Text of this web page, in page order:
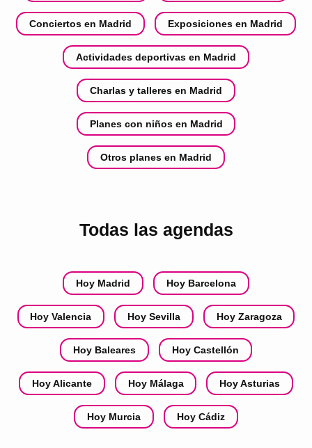
Conciertos en Madrid Exposiciones en Madrid
Actividades deportivas en Madrid
Charlas y talleres en Madrid
Planes con niños en Madrid
Otros planes en Madrid
Todas las agendas
Hoy Madrid Hoy Barcelona
Hoy Valencia Hoy Sevilla Hoy Zaragoza
Hoy Baleares Hoy Castellón
Hoy Alicante Hoy Málaga Hoy Asturias
Hoy Murcia Hoy Cádiz